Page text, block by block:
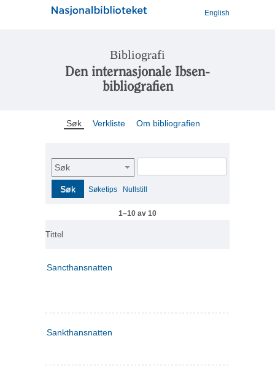
English
Bibliografi
Den internasjonale Ibsen-
bibliografien
Søk Verkliste Om bibliografien
Søk
Søk Søketips Nullstill
1–10 av 10
Tittel
Sancthansnatten
Sankthansnatten